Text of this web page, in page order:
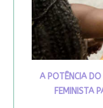
A POTÊNCIA
FEMINISTA